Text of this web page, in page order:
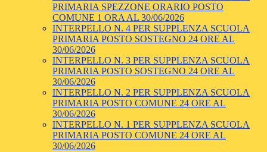
PRIMARIA SPEZZONE ORARIO POSTO
COMUNE 1 ORA AL 30/06/2026
INTERPELLO N. 4 PER SUPPLENZA SCUOLA
PRIMARIA POSTO SOSTEGNO 24 ORE AL
30/06/2026
INTERPELLO N. 3 PER SUPPLENZA SCUOLA
PRIMARIA POSTO SOSTEGNO 24 ORE AL
30/06/2026
INTERPELLO N. 2 PER SUPPLENZA SCUOLA
PRIMARIA POSTO COMUNE 24 ORE AL
30/06/2026
INTERPELLO N. 1 PER SUPPLENZA SCUOLA
PRIMARIA POSTO COMUNE 24 ORE AL
30/06/2026